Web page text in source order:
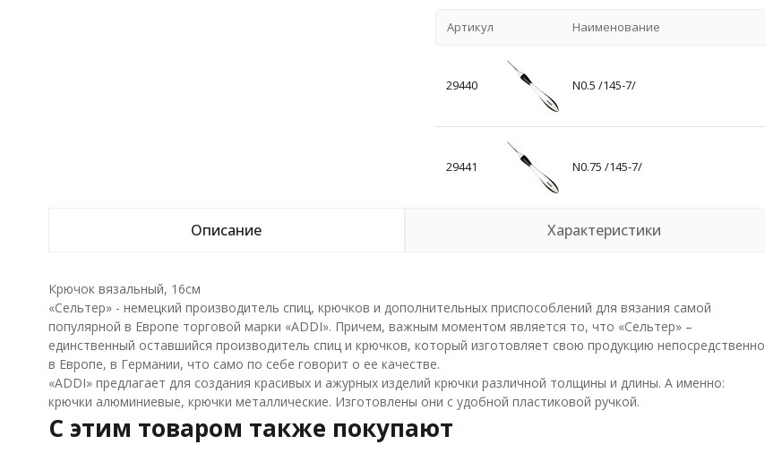
Артикул Наименование
29440 N0.5 /145-7/
29441 N0.75 /145-7/
Описание Характеристики
Крючок вязальный, 16см
«Сельтер» - немецкий производитель спиц, крючков и дополнительных приспособлений для вязания самой
популярной в Европе торговой марки «ADDI». Причем, важным моментом является то, что «Сельтер» –
единственный оставшийся производитель спиц и крючков, который изготовляет свою продукцию непосредственно
в Европе, в Германии, что само по себе говорит о ее качестве.
«ADDI» предлагает для создания красивых и ажурных изделий крючки различной толщины и длины. А именно:
крючки алюминиевые, крючки металлические. Изготовлены они с удобной пластиковой ручкой.
C этим товаром также покупают